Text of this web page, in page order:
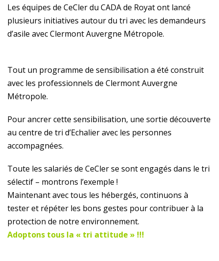
Les équipes de CeCler du CADA de Royat ont lancé
plusieurs initiatives autour du tri avec les demandeurs
d’asile avec Clermont Auvergne Métropole.
Tout un programme de sensibilisation a été construit
avec les professionnels de Clermont Auvergne
Métropole.
Pour ancrer cette sensibilisation, une sortie découverte
au centre de tri d’Echalier avec les personnes
accompagnées.
Toute les salariés de CeCler se sont engagés dans le tri
sélectif – montrons l’exemple !
Maintenant avec tous les hébergés, continuons à
tester et répéter les bons gestes pour contribuer à la
protection de notre environnement.
Adoptons tous la « tri attitude » !!!